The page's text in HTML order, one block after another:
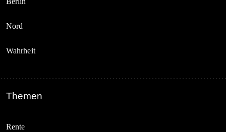
Nord
Wahrheit
Themen
Rente